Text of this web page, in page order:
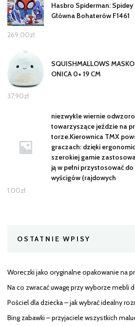
Hasbro Spiderman:
Główna Bohaterów F1461
269,00zł
SQUISHMALLOWS
ONICA 0+ 19 CM
37,90zł
niezwykle wiernie
towarzyszące jeździe na
torze.Kierownica TMX
graczach: dzięki
szerokiej gamie
ją w pełni przystosować
wyścigów (rajdowych
1,00zł
OSTATNIE WPISY
Woreczki jako oryginalne opakowanie na
Na co zwracać uwagę przy wyborze mebli
Pościel dla dziecka – jak wybrać idealny
Bing zabawki – przyjaciele wszystkich